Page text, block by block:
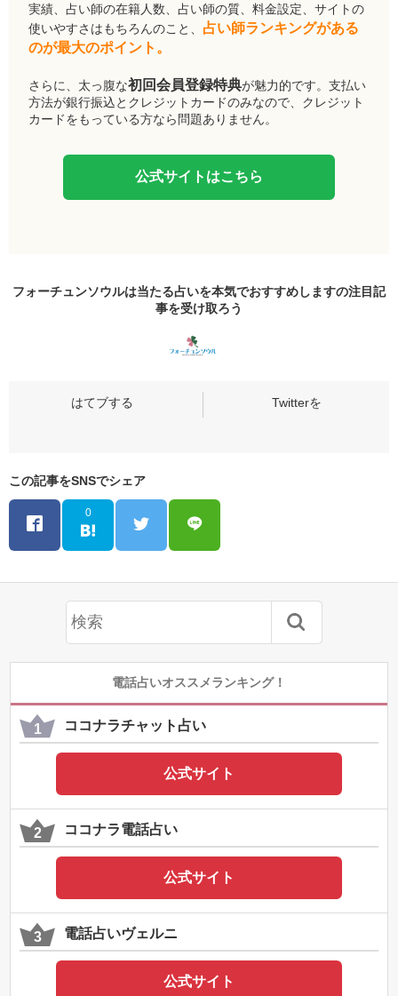
実績、占い師の在籍人数、占い師の質、料金設定、サイトの
使いやすさはもちろんのこと、 占い師ランキングがある
のが最大のポイント。
さらに、太っ腹な初回会員登録特典が魅力的です。支払い
方法が銀行振込とクレジットカードのみなので、クレジット
カードをもっている方なら問題ありません。
公式サイトはこちら
フォーチュンソウルは当たる占いを本気でおすすめしますの注目記
事を受け取ろう
この記事をSNSでシェア
0
電話占いオススメランキング！
ココナラチャット占い
公式サイト
ココナラ電話占い
公式サイト
電話占いヴェルニ
公式サイト